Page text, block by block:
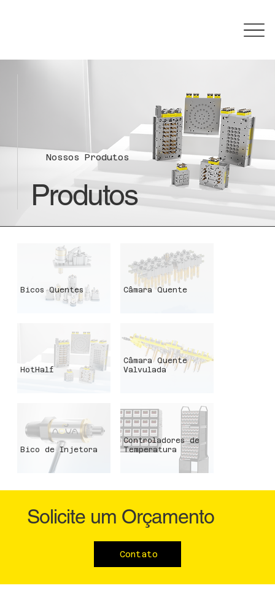
Nossos Produtos
Produtos
Solicite um Orçamento
Contato
Bicos Quentes Câmara Quente
HotHalf
Câmara Quente
Valvulada
Bico de Injetora
Controladores de
Temperatura